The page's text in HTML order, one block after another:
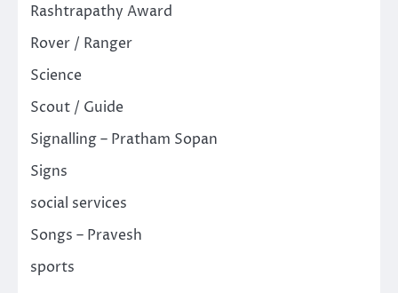
Rashtrapathy Award
Rover / Ranger
Science
Scout / Guide
Signalling – Pratham Sopan
Signs
social services
Songs – Pravesh
sports